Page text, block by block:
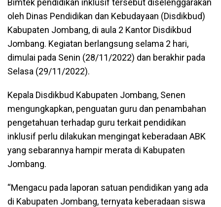
Bimtek pendidikan inklusif tersebut diselenggarakan
oleh Dinas Pendidikan dan Kebudayaan (Disdikbud)
Kabupaten Jombang, di aula 2 Kantor Disdikbud
Jombang. Kegiatan berlangsung selama 2 hari,
dimulai pada Senin (28/11/2022) dan berakhir pada
Selasa (29/11/2022).
Kepala Disdikbud Kabupaten Jombang, Senen
mengungkapkan, penguatan guru dan penambahan
pengetahuan terhadap guru terkait pendidikan
inklusif perlu dilakukan mengingat keberadaan ABK
yang sebarannya hampir merata di Kabupaten
Jombang.
“Mengacu pada laporan satuan pendidikan yang ada
di Kabupaten Jombang, ternyata keberadaan siswa